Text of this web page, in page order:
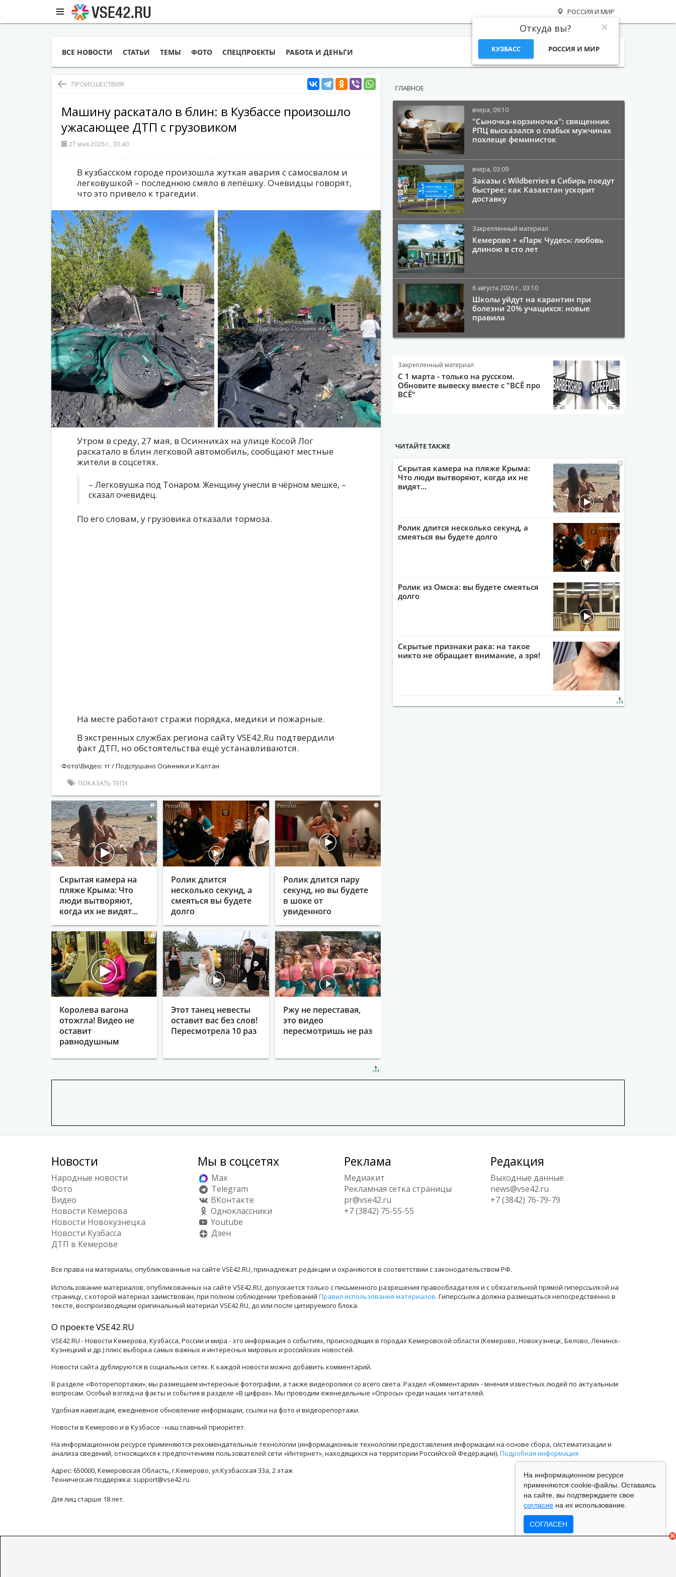
РОССИЯ И МИР
Откуда вы?
КУЗБАСС РОССИЯ И МИР
ВСЕ НОВОСТИ СТАТЬИ ТЕМЫ ФОТО СПЕЦПРОЕКТЫ РАБОТА И ДЕНЬГИ
ПРОИСШЕСТВИЯ
Машину раскатало в блин: в Кузбассе произошло
ужасающее ДТП с грузовиком
27 мая 2026 г., 03:40
В кузбасском городе произошла жуткая авария с самосвалом и
легковушкой – последнюю смяло в лепёшку. Очевидцы говорят,
что это привело к трагедии.
Утром в среду, 27 мая, в Осинниках на улице Косой Лог
раскатало в блин легковой автомобиль, сообщают местные
жители в соцсетях.
– Легковушка под Тонаром. Женщину унесли в чёрном мешке, –
сказал очевидец.
По его словам, у грузовика отказали тормоза.
На месте работают стражи порядка, медики и пожарные.
В экстренных службах региона сайту VSE42.Ru подтвердили
факт ДТП, но обстоятельства ещё устанавливаются.
Фото\Видео: тг / Подслушано Осинники и Калтан
ПОКАЗАТЬ ТЕГИ
i
Скрытая камера на
пляже Крыма: Что
люди вытворяют,
когда их не видят...
i
Ролик длится
несколько секунд, а
смеяться вы будете
долго
i
Ролик длится пару
секунд, но вы будете
в шоке от
увиденного
i
Королева вагона
отожгла! Видео не
оставит
равнодушным
i
Этот танец невесты
оставит вас без слов!
Пересмотрела 10 раз
i
Ржу не переставая,
это видео
пересмотришь не раз
ГЛАВНОЕ
вчера, 09:10
"Сыночка-корзиночка": священник
РПЦ высказался о слабых мужчинах
похлеще феминисток
вчера, 03:09
Заказы с Wildberries в Сибирь поедут
быстрее: как Казахстан ускорит
доставку
Закрепленный материал
Кемерово + «Парк Чудес»: любовь
длиною в сто лет
6 августа 2026 г., 03:10
Школы уйдут на карантин при
болезни 20% учащихся: новые
правила
Закрепленный материал
С 1 марта - только на русском.
Обновите вывеску вместе с "ВСЁ про
ВСЁ"
ЧИТАЙТЕ ТАКЖЕ
i
Скрытая камера на пляже Крыма:
Что люди вытворяют, когда их не
видят...
i
Ролик длится несколько секунд, а
смеяться вы будете долго
i
Ролик из Омска: вы будете смеяться
долго
i
Скрытые признаки рака: на такое
никто не обращает внимание, а зря!
Новости
Народные новости
Фото
Видео
Новости Кемерова
Новости Новокузнецка
Новости Кузбасса
ДТП в Кемерове
Мы в соцсетях
Max
Telegram
ВКонтакте
Одноклассники
Youtube
Дзен
Реклама
Медиакит
Рекламная сетка страницы
pr@vse42.ru
+7 (3842) 75-55-55
Редакция
Выходные данные
news@vse42.ru
+7 (3842) 76-79-79
Все права на материалы, опубликованные на сайте VSE42.RU, принадлежат редакции и охраняются в соответствии с законодательством РФ.
Использование материалов, опубликованных на сайте VSE42.RU, допускается только с письменного разрешения правообладателя и с обязательной прямой гиперссылкой на
страницу, с которой материал заимствован, при полном соблюдении требований Правил использования материалов. Гиперссылка должна размещаться непосредственно в
тексте, воспроизводящем оригинальный материал VSE42.RU, до или после цитируемого блока.
О проекте VSE42.RU
VSE42.RU - Новости Кемерова, Кузбасса, России и мира - это информация о событиях, происходящих в городах Кемеровской области (Кемерово, Новокузнецк, Белово, Ленинск-
Кузнецкий и др.) плюс выборка самых важных и интересных мировых и российских новостей.
Новости сайта дублируются в социальных сетях. К каждой новости можно добавить комментарий.
В разделе «Фоторепортажи», мы размещаем интересные фотографии, а также видеоролики со всего света. Раздел «Комментарии» - мнения известных людей по актуальным
вопросам. Особый взгляд на факты и события в разделе «В цифрах». Мы проводим еженедельные «Опросы» среди наших читателей.
Удобная навигация, ежедневное обновление информации, ссылки на фото и видеорепортажи.
Новости в Кемерово и в Кузбассе - наш главный приоритет.
На информационном ресурсе применяются рекомендательные технологии (информационные технологии предоставления информации на основе сбора, систематизации и
анализа сведений, относящихся к предпочтениям пользователей сети «Интернет», находящихся на территории Российской Федерации). Подробная информация
Адрес: 650000, Кемеровская Область, г.Кемерово, ул.Кузбасская 33а, 2 этаж
Техническая поддержка: support@vse42.ru
Для лиц старше 18 лет.
На информационном ресурсе
применяются cookie-файлы. Оставаясь
на сайте, вы подтверждаете свое
согласие на их использование.
СОГЛАСЕН